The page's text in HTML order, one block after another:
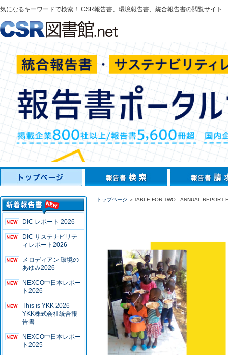
気になるキーワードで検索！ CSR報告書、環境報告書、統合報告書の閲覧サイト
DIC レポート 2026
DIC サステナビリテ
ィレポート2026
メロディアン 環境の
あゆみ2026
NEXCO中日本レポー
ト2026
This is YKK 2026
YKK株式会社統合報
告書
NEXCO中日本レポー
ト2025
トップページ ＞TABLE FOR TWO ANNUAL REPORT